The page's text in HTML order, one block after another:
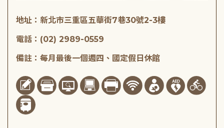
地址：新北市三重區五華街7巷30號2-3樓
電話：(02) 2989-0559
備註：每月最後一個週四、國定假日休館